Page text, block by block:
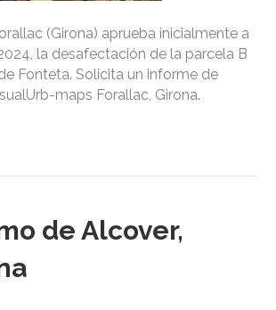
(Girona) aprueba inicialmente a
la desafectación de la parcela B
Fonteta. Solicita un informe de
maps Forallac, Girona.
de Alcover,